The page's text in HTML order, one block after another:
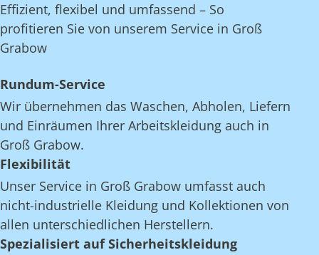
Effizient, flexibel und umfassend – So
profitieren Sie von unserem Service in Groß
Grabow
Rundum-Service
Wir übernehmen das Waschen, Abholen, Liefern
und Einräumen Ihrer Arbeitskleidung auch in
Groß Grabow.
Flexibilität
Unser Service in Groß Grabow umfasst auch
nicht-industrielle Kleidung und Kollektionen von
allen unterschiedlichen Herstellern.
Spezialisiert auf Sicherheitskleidung